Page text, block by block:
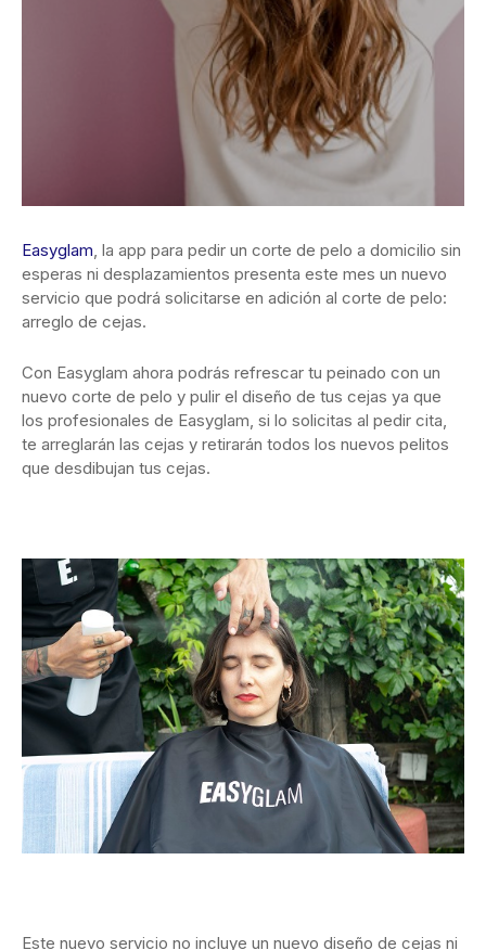
Easyglam, la app para pedir un corte de pelo a domicilio sin
esperas ni desplazamientos presenta este mes un nuevo
servicio que podrá solicitarse en adición al corte de pelo:
arreglo de cejas.
Con Easyglam ahora podrás refrescar tu peinado con un
nuevo corte de pelo y pulir el diseño de tus cejas ya que
los profesionales de Easyglam, si lo solicitas al pedir cita,
te arreglarán las cejas y retirarán todos los nuevos pelitos
que desdibujan tus cejas.
Este nuevo servicio no incluye un nuevo diseño de cejas ni